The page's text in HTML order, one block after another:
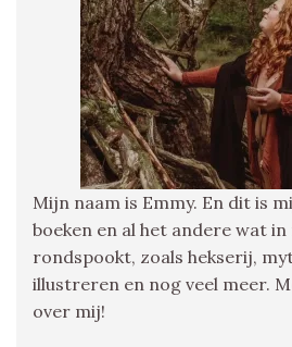
Mijn naam is Emmy. En dit is
boeken en al het andere wat
rondspookt, zoals hekserij,
illustreren en nog veel meer.
over mij!